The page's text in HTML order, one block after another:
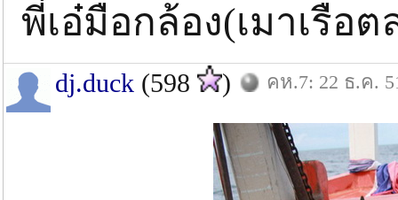
พี่เอ๋มือกล้อง(เมาเรือ
dj.duck (598 ) คห.7: 22 ธ.ค.